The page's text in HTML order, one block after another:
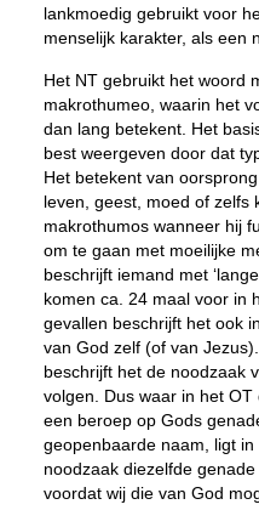
lankmoedig gebruikt voor
menselijk karakter, als een
Het NT gebruikt het woord
makrothumeo, waarin het
dan lang betekent. Het
best weergeven door dat
Het betekent van
leven, geest, moed of zelfs
makrothumoswanneer hij
om te gaan met moeilijke
beschrijft iemand met
komen ca. 24 maal voor in
gevallen beschrijft het ook
van God zelf (of van
beschrijft het de noodzaak
volgen. Dus waar in het
een beroep op Gods
geopenbaarde naam, ligt
noodzaak diezelfde
voordat wij die van God